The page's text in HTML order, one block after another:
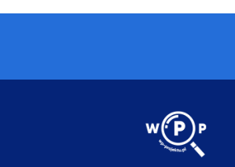
Podcasty
O książkach
FAQ
Kontakt